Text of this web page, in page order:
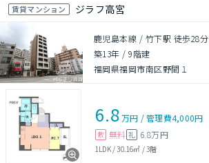
賃貸マンション ジラフ高宮
鹿児島本線 / 竹下駅 徒歩28分
築13年 /9階建
福岡県福岡市南区野間１
6.8万円 /管理費4,000円
敷 無料 礼 6.8万円
1LDK/30.16㎡ /3階